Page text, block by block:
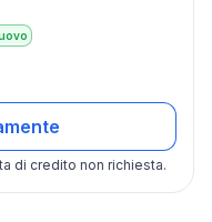
di credito non richiesta.